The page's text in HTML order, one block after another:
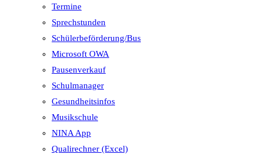
Termine
Sprechstunden
Schülerbeförderung/Bus
Microsoft OWA
Pausenverkauf
Schulmanager
Gesundheitsinfos
Musikschule
NINA App
Qualirechner (Excel)